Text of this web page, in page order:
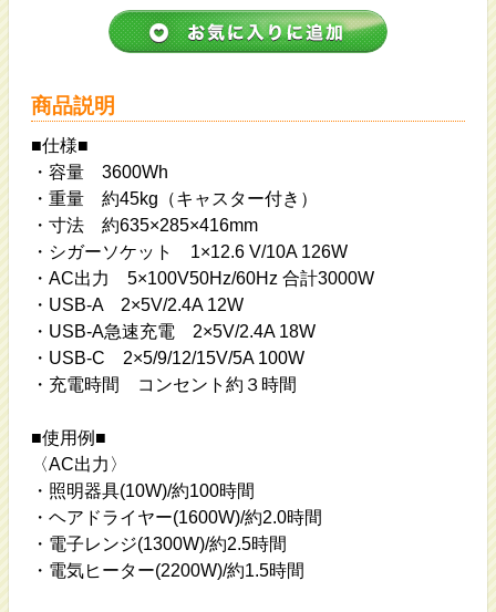
商品説明
■仕様■
・容量 3600Wh
・重量 約45kg（キャスター付き）
・寸法 約635×285×416mm
・シガーソケット 1×12.6 V/10A 126W
・AC出力 5×100V50Hz/60Hz 合計3000W
・USB-A 2×5V/2.4A 12W
・USB-A急速充電 2×5V/2.4A 18W
・USB-C 2×5/9/12/15V/5A 100W
・充電時間 コンセント約３時間
■使用例■
〈AC出力〉
・照明器具(10W)/約100時間
・ヘアドライヤー(1600W)/約2.0時間
・電子レンジ(1300W)/約2.5時間
・電気ヒーター(2200W)/約1.5時間